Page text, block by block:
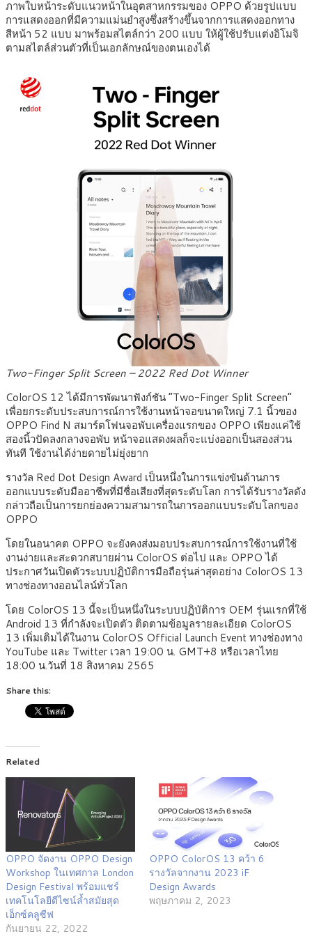
ภาพใบหน้าระดับแนวหน้าในอุตสาหกรรมของ OPPO ด้วยรูปแบบ
การแสดงออกที่มีความแม่นยำสูงซึ่งสร้างขึ้นจากการแสดงออกทาง
สีหน้า 52 แบบ มาพร้อมสไตล์กว่า 200 แบบ ให้ผู้ใช้ปรับแต่งอิโมจิ
ตามสไตล์ส่วนตัวที่เป็นเอกลักษณ์ของตนเองได้
Two-Finger Split Screen – 2022 Red Dot Winner
ColorOS 12 ได้มีการพัฒนาฟังก์ชัน “Two-Finger Split Screen”
เพื่อยกระดับประสบการณ์การใช้งานหน้าจอขนาดใหญ่ 7.1 นิ้วของ
OPPO Find N สมาร์ตโฟนจอพับเครื่องแรกของ OPPO เพียงแค่ใช้
สองนิ้วปัดลงกลางจอพับ หน้าจอแสดงผลก็จะแบ่งออกเป็นสองส่วน
ทันที ใช้งานได้ง่ายดายไม่ยุ่งยาก
รางวัล Red Dot Design Award เป็นหนึ่งในการแข่งขันด้านการ
ออกแบบระดับมืออาชีพที่มีชื่อเสียงที่สุดระดับโลก การได้รับรางวัลดัง
กล่าวถือเป็นการยกย่องความสามารถในการออกแบบระดับโลกของ
OPPO
โดยในอนาคต OPPO จะยังคงส่งมอบประสบการณ์การใช้งานที่ใช้
งานง่ายและสะดวกสบายผ่าน ColorOS ต่อไป และ OPPO ได้
ประกาศวันเปิดตัวระบบปฏิบัติการมือถือรุ่นล่าสุดอย่าง ColorOS 13
ทางช่องทางออนไลน์ทั่วโลก
โดย ColorOS 13 นี้จะเป็นหนึ่งในระบบปฏิบัติการ OEM รุ่นแรกที่ใช้
Android 13 ที่กำลังจะเปิดตัว ติดตามข้อมูลรายละเอียด ColorOS
13 เพิ่มเติมได้ในงาน ColorOS Official Launch Event ทางช่องทาง
YouTube และ Twitter เวลา 19:00 น. GMT+8 หรือเวลาไทย
18:00 น.วันที่ 18 สิงหาคม 2565
Share this:
Related
OPPO จัดงาน OPPO Design
Workshop ในเทศกาล London
Design Festival พร้อมแชร์
เทคโนโลยีดีไซน์ล้ำสมัยสุด
เอ็กซ์คลูซีฟ
กันยายน 22, 2022
OPPO ColorOS 13 คว้า 6
รางวัลจากงาน 2023 iF
Design Awards
พฤษภาคม 2, 2023